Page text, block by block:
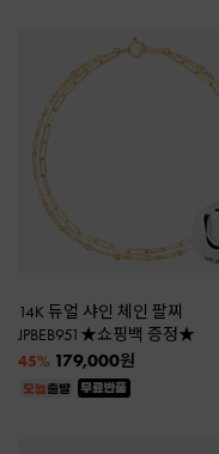
14K 듀얼 샤인 체인 팔찌
JPBEB951★쇼핑백 증정★
45% 179,000원